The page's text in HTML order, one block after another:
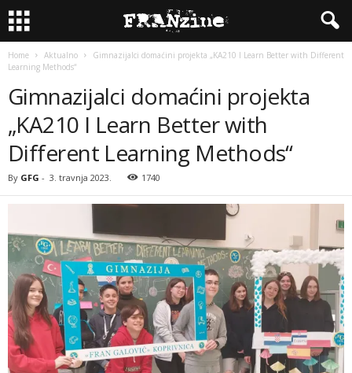
Home Aktualno
Gimnazijalci domaćini projekta „KA210 I Learn Better with Different
Learning Methods“
Gimnazijalci domaćini projekta
„KA210 I Learn Better with
Different Learning Methods“
By GFG - 3. travnja 2023. 1740